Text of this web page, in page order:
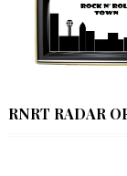
RNRT RADAR